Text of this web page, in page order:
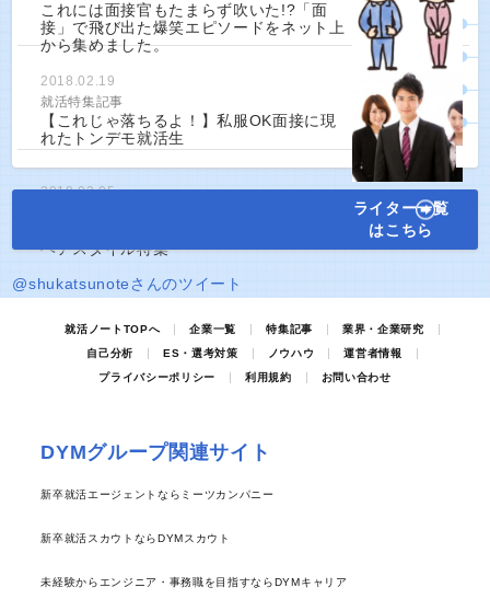
これには面接官もたまらず吹いた!?「面
接」で飛び出た爆笑エピソードをネット上
から集めました。
2018.02.19
就活特集記事
【これじゃ落ちるよ！】私服OK面接に現
れたトンデモ就活生
2018.03.05
ヘアスタイル特集
ライター一覧
はこちら
@shukatsunoteさんのツイート
就活ノートTOPへ 企業一覧 特集記事
業界・企業研究
自己分析
ES・選考対策 ノウハウ
運営者情報
プライバシーポリシー
利用規約 お問い合わせ
DYMグループ関連サイト
新卒就活エージェントならミーツカンパニー
新卒就活スカウトならDYMスカウト
未経験からエンジニア・事務職を目指すならDYMキャリア